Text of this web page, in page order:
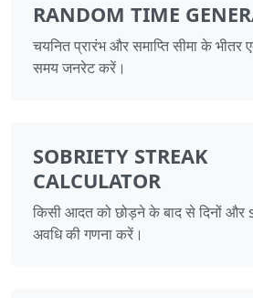
RANDOM TIME
चयनित प्रारंभ और समाप्ति सीमा के भीतर
समय जनरेट करें।
SOBRIETY STREAK
CALCULATOR
किसी आदत को छोड़ने के बाद से दिनों
अवधि की गणना करें।